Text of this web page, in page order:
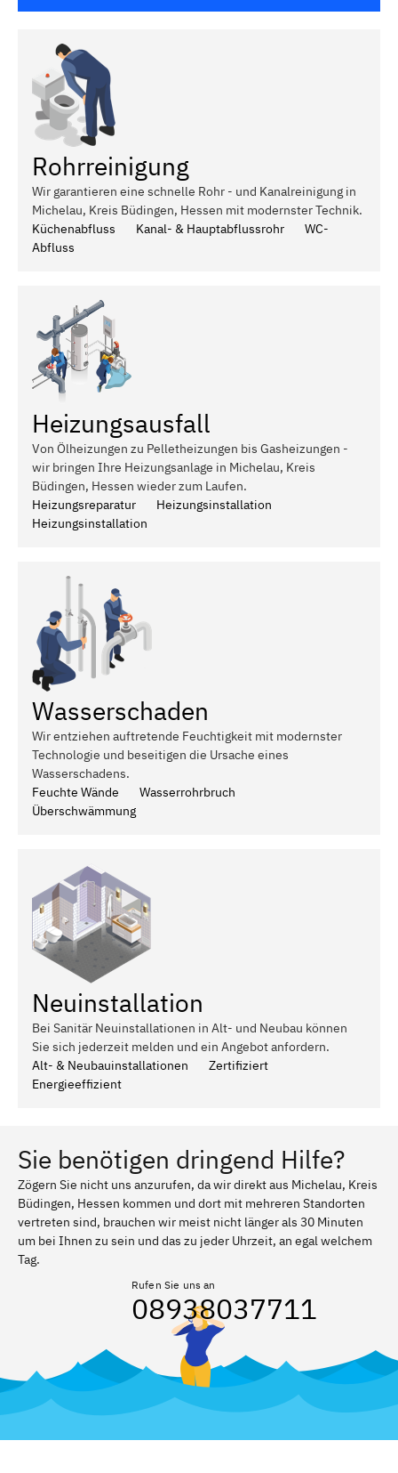
Rohrreinigung
Wir garantieren eine schnelle Rohr - und Kanalreinigung in
Michelau, Kreis Büdingen, Hessen mit modernster Technik.
Küchenabfluss
Kanal- & Hauptabflussrohr
WC-
Abfluss
Heizungsausfall
Von Ölheizungen zu Pelletheizungen bis Gasheizungen -
wir bringen Ihre Heizungsanlage in Michelau, Kreis
Büdingen, Hessen wieder zum Laufen.
Heizungsreparatur
Heizungsinstallation
Heizungsinstallation
Wasserschaden
Wir entziehen auftretende Feuchtigkeit mit modernster
Technologie und beseitigen die Ursache eines
Wasserschadens.
Feuchte Wände
Wasserrohrbruch
Überschwämmung
Neuinstallation
Bei Sanitär Neuinstallationen in Alt- und Neubau können
Sie sich jederzeit melden und ein Angebot anfordern.
Alt- & Neubauinstallationen
Zertifiziert
Energieeffizient
Sie benötigen dringend Hilfe?
Zögern Sie nicht uns anzurufen, da wir direkt aus Michelau, Kreis
Büdingen, Hessen kommen und dort mit mehreren Standorten
vertreten sind, brauchen wir meist nicht länger als 30 Minuten
um bei Ihnen zu sein und das zu jeder Uhrzeit, an egal welchem
Tag.
Rufen Sie uns an
08938037711